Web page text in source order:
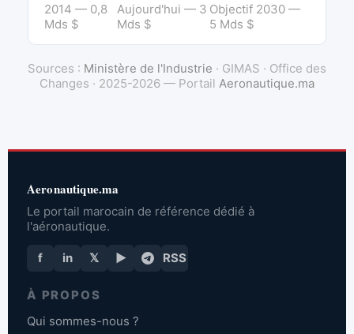
2014 — 0,8
Mds $
Aujourd'hui — 3
Mds $
Objectif 2030 —
5 Mds $
Sources : Ministère de l'Industrie · GIMAS · Office des
Changes · 2025-2026 — Portail Aeronautique.ma
Aeronautique.ma
Le portail marocain de référence dédié à
l'aéronautique.
f in 𝕏 ▶ RSS
À PROPOS
Qui sommes-nous ?